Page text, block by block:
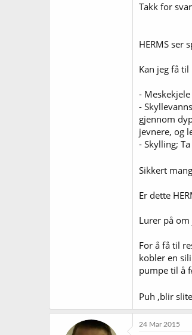
Takk for
HERMS ser
Kan jeg få
-
-
gjennom
jevnere, og
- Skylling;
Sikkert
Er dette
Lurer på
For å få til
kobler en
pumpe til å
Puh ,blir
24 Mar 2015